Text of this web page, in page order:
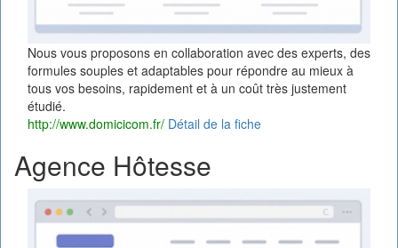
Nous vous proposons en collaboration avec des experts, des
formules souples et adaptables pour répondre au mieux à
tous vos besoins, rapidement et à un coût très justement
étudié.
http://www.domicicom.fr/ Détail de la fiche
Agence Hôtesse